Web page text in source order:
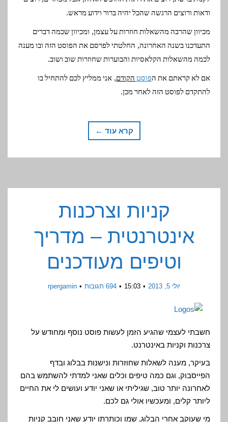
ודאות ורוצים הרגשה שהכל יהיה ברור וידוע מראש.
מכיוון שהרבה מהשאלות חוזרות על עצמן, ומכיוון שכמה דברים
התעדכנו בשנה האחרונה, החלטתי לפרסם את הפוסט הזה ובו מענה
לכמה מהשאלות הקלאסיות והבוערות שחוזרות שוב ושוב.
אם לא קראתם את הפוסט הקודם, אני ממליץ לכם להתחיל בו
להתקדם לפוסט הזה לאחר מכן.
קרא עוד ←
קניות וצרכנות
אינטרנטית – מדריך
וטיפים מעודכנים
יולי 5, 2013 15:03 694 תגובות rpergamin
חשבתי לעצמי שהגיע הזמן לעשות פוסט נוסף ומחודש על
צרכנות וקניות באינטרנט.
בעיקר, מענה לשאלות שחוזרות ונישנות בבלוג ובדף
הפייסבוק, וגם כמה טיפים וכלים שאני למדתי להשתמש בהם
לאחרונה יותר טוב, שגיליתי או שאני יודע ועושים לי את החיים
ליותר קלים, ומעכשיו אולי גם לכם.
מי שעוקב אחרי הבלוג, שמו וכותרתו יודע שאני חובב קניות